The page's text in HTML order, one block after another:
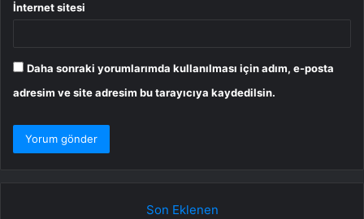
İnternet sitesi
Daha sonraki yorumlarımda kullanılması için adım, e-posta
adresim ve site adresim bu tarayıcıya kaydedilsin.
Son Eklenen